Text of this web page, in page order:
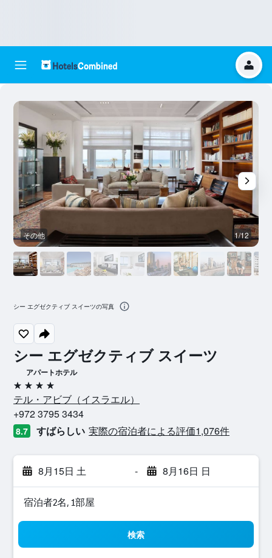
シー エグゼクティブ スイーツ
アパートホテル
4つ星
テル・アビブ​（イスラエル​）​
+972 3795 3434
8.7 すばらしい 実際の宿泊者による評価1,076​件
8月15日 土 - 8月16日 日
宿泊者2名, 1​部屋
検索
その他 1/12
シー エグゼクティブ スイーツの写真